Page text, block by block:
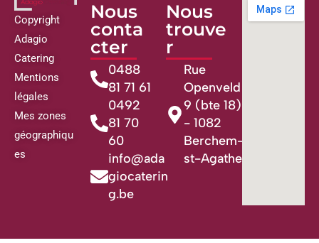
Copyright
Adagio
Catering
Mentions
légales
Mes zones
géographiqu
es
Nous
conta
cter
0488
81 71 61
0492
81 70
60
info@ada
giocaterin
g.be
Nous
trouve
r
Rue
Openveld
9 (bte 18)
- 1082
Berchem-
st-Agathe